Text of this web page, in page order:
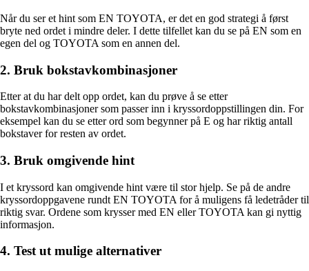
Når du ser et hint som EN TOYOTA, er det en god strategi å først
bryte ned ordet i mindre deler. I dette tilfellet kan du se på EN som en
egen del og TOYOTA som en annen del.
2. Bruk bokstavkombinasjoner
Etter at du har delt opp ordet, kan du prøve å se etter
bokstavkombinasjoner som passer inn i kryssordoppstillingen din. For
eksempel kan du se etter ord som begynner på E og har riktig antall
bokstaver for resten av ordet.
3. Bruk omgivende hint
I et kryssord kan omgivende hint være til stor hjelp. Se på de andre
kryssordoppgavene rundt EN TOYOTA for å muligens få ledetråder til
riktig svar. Ordene som krysser med EN eller TOYOTA kan gi nyttig
informasjon.
4. Test ut mulige alternativer